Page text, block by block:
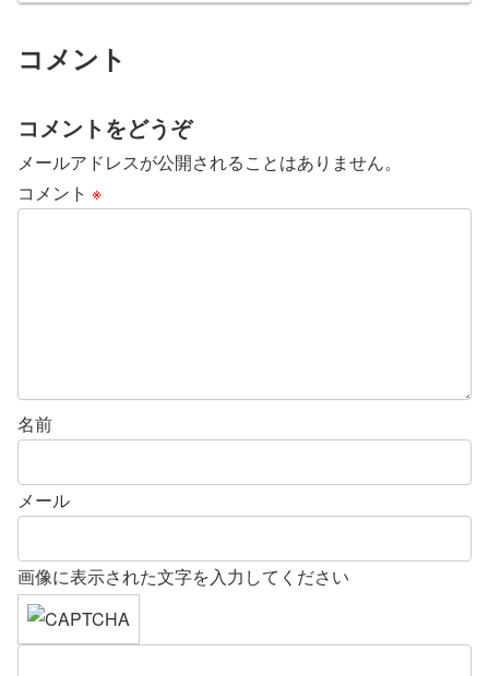
コメント
コメントをどうぞ
メールアドレスが公開されることはありません。
コメント ※
名前
メール
画像に表示された文字を入力してください